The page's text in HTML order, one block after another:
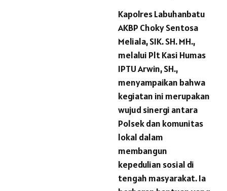
Kapolres Labuhanbatu
AKBP Choky Sentosa
Meliala, SIK. SH. MH.,
melalui Plt Kasi Humas
IPTU Arwin, SH.,
menyampaikan bahwa
kegiatan ini merupakan
wujud sinergi antara
Polsek dan komunitas
lokal dalam
membangun
kepedulian sosial di
tengah masyarakat. Ia